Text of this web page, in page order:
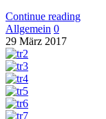
Continue reading
Allgemein 0
29 März 2017